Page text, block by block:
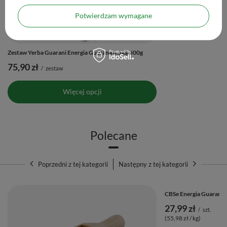
Zestaw Yerba Guarani Energia Guarana 0,5kg 500g
75,90 zł / zestaw
Więcej opcji
Polecane
Poprzedni z tej kategorii Następny z tej kategorii
CBSe Energia Guarana
27,99 zł / szt.
(55,98 zł / kg)
Potwierdzam wymagane